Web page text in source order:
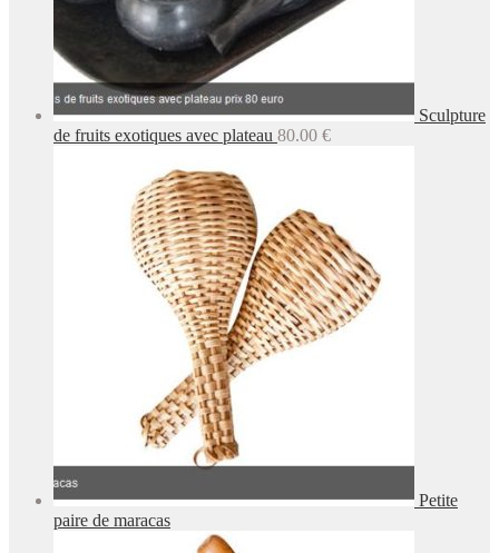
Sculpture
de fruits exotiques avec plateau 80.00 €
Petite
paire de maracas